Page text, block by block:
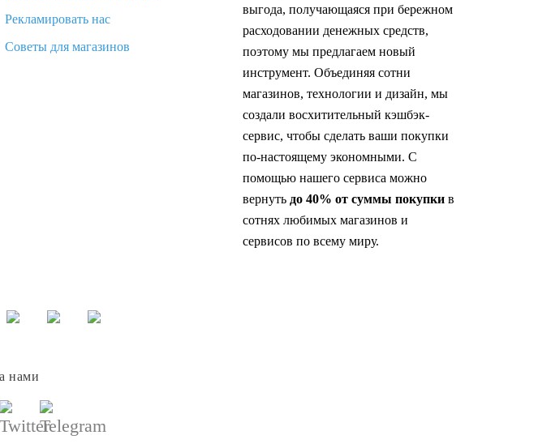
Рекламировать нас
Советы для магазинов
выгода, получающаяся при бережном
расходовании денежных средств,
поэтому мы предлагаем новый
инструмент. Объединяя сотни
магазинов, технологии и дизайн, мы
создали восхитительный кэшбэк-
сервис, чтобы сделать ваши покупки
по-настоящему экономными. С
помощью нашего сервиса можно
вернуть до 40% от суммы покупкив
сотнях любимых магазинов и
сервисов по всему миру.
нами